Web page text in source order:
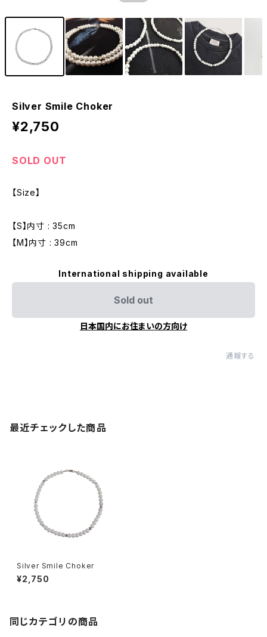
Silver Smile Choker
¥2,750
SOLD OUT
【Size】
【S】内寸 : 35cm
【M】内寸 : 39cm
International shipping available
Sold out
日本国内にお住まいの方向け
通報する
最近チェックした商品
Silver Smile Choker
¥2,750
同じカテゴリの商品